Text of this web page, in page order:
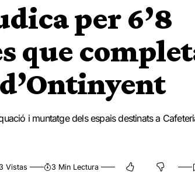
per 6’8
que
i muntatge dels espais destinats a
Vistas 3 Min Lectura